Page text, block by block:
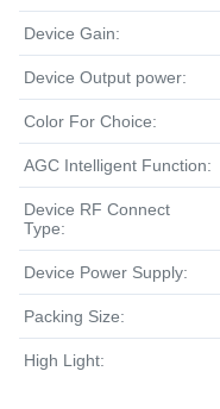
Device Gain:
Device Output power:
Color For Choice:
AGC Intelligent Function:
Device RF Connect
Type:
Device Power Supply:
Packing Size:
High Light: